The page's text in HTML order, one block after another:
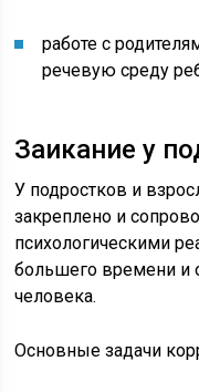
работе с
речевую среду
Заикание у
У подростков и
закреплено и
психологическими
большего времени и
человека.
Основные задачи